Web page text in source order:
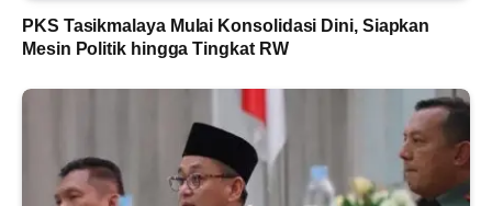
PKS Tasikmalaya Mulai Konsolidasi Dini, Siapkan
Mesin Politik hingga Tingkat RW